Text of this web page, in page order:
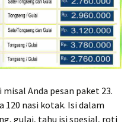
Anda pesan paket 23.
nasi kotak. Isi dalam
gulai, tahu isi spesial, roti